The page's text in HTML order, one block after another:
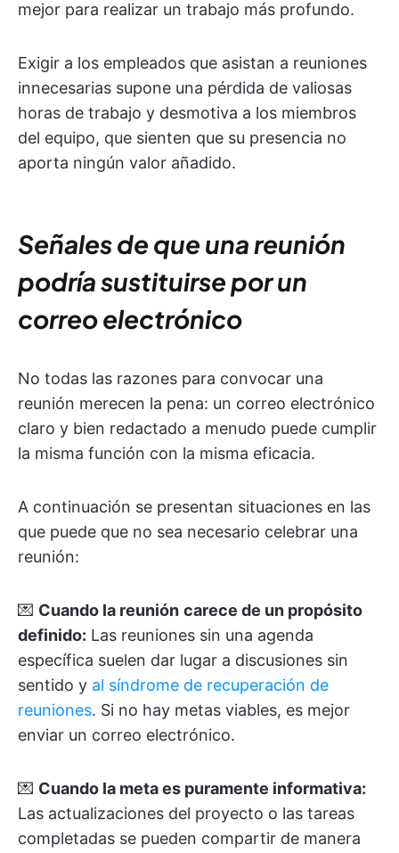
mejor para realizar un trabajo más profundo.
Exigir a los empleados que asistan a reuniones
innecesarias supone una pérdida de valiosas
horas de trabajo y desmotiva a los miembros
del equipo, que sienten que su presencia no
aporta ningún valor añadido.
Señales de que una reunión
podría sustituirse por un
correo electrónico
No todas las razones para convocar una
reunión merecen la pena: un correo electrónico
claro y bien redactado a menudo puede cumplir
la misma función con la misma eficacia.
A continuación se presentan situaciones en las
que puede que no sea necesario celebrar una
reunión:
💌 Cuando la reunión carece de un propósito
definido: Las reuniones sin una agenda
específica suelen dar lugar a discusiones sin
sentido y al síndrome de recuperación de
reuniones. Si no hay metas viables, es mejor
enviar un correo electrónico.
💌 Cuando la meta es puramente informativa:
Las actualizaciones del proyecto o las tareas
completadas se pueden compartir de manera